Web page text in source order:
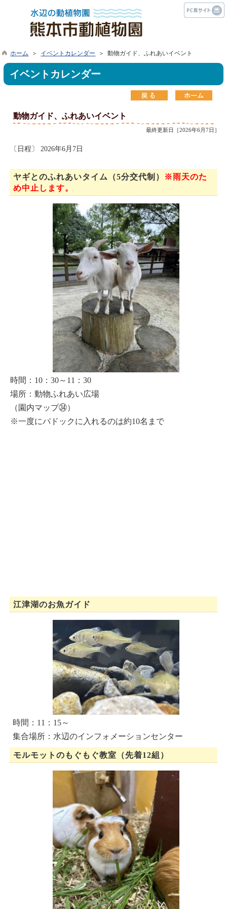
ホーム ＞ イベントカレンダー ＞ 動物ガイド、ふれあいイベント
イベントカレンダー
動物ガイド、ふれあいイベント
最終更新日［2026年6月7日］
〔日程〕 2026年6月7日
ヤギとのふれあいタイム（5分交代制）
※雨天のた
め中止します。
時間：10：30～11：30
場所：動物ふれあい広場
（園内マップ㉞）
※一度にパドックに入れるのは約10名まで
江津湖のお魚ガイド
時間：11：15～
集合場所：水辺のインフォメーションセンター
モルモットのもぐもぐ教室（先着12組）